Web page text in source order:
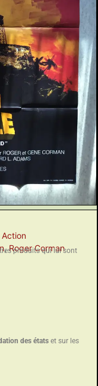
,Roger Corman
produits qui lui sont
des états et sur les